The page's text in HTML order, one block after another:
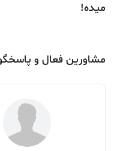
میده!
مشاورین فعال و